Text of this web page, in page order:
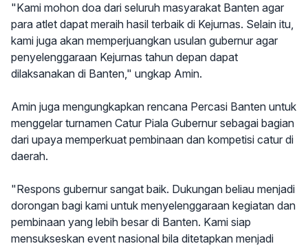
"Kami mohon doa dari seluruh masyarakat Banten agar
para atlet dapat meraih hasil terbaik di Kejurnas. Selain itu,
kami juga akan memperjuangkan usulan gubernur agar
penyelenggaraan Kejurnas tahun depan dapat
dilaksanakan di Banten," ungkap Amin.
Amin juga mengungkapkan rencana Percasi Banten untuk
menggelar turnamen Catur Piala Gubernur sebagai bagian
dari upaya memperkuat pembinaan dan kompetisi catur di
daerah.
"Respons gubernur sangat baik. Dukungan beliau menjadi
dorongan bagi kami untuk menyelenggaraan kegiatan dan
pembinaan yang lebih besar di Banten. Kami siap
mensukseskan event nasional bila ditetapkan menjadi